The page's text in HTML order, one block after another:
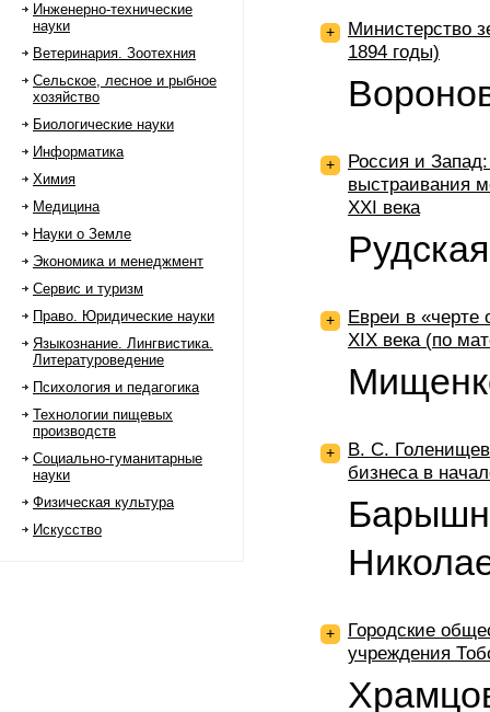
Инженерно-технические
науки
Ветеринария. Зоотехния
Сельское, лесное и рыбное
хозяйство
Биологические науки
Информатика
Химия
Медицина
Науки о Земле
Экономика и менеджмент
Сервис и туризм
Право. Юридические науки
Языкознание. Лингвистика.
Литературоведение
Психология и педагогика
Технологии пищевых
производств
Социально-гуманитарные
науки
Физическая культура
Искусство
+
Министерство
1894 годы)
+
Россия и
выстраивания
ХХI века
+
Евреи в «черте
XIX века (по
+
В. С.
бизнеса в
+
Городские
учреждения